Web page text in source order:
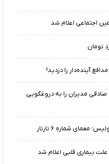
اجتماعی اعلام شد
آینده‌دار را دزدید!
مدیران را به دروغگویی
شماره ۶ تارتار
بیماری قلبی اعلام شد